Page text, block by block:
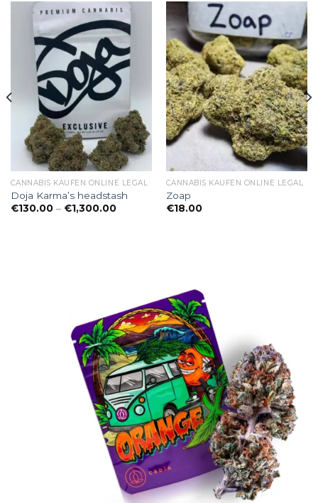
CANNABIS KAUFEN ONLINE LEGAL
Doja Karma’s headstash
€130.00 – €1,300.00Preisspanne:
CANNABIS KAUFEN ONLINE LEGAL
Zoap
€18.00